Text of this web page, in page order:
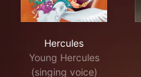
Hercules
Young Hercules
(singing voice)